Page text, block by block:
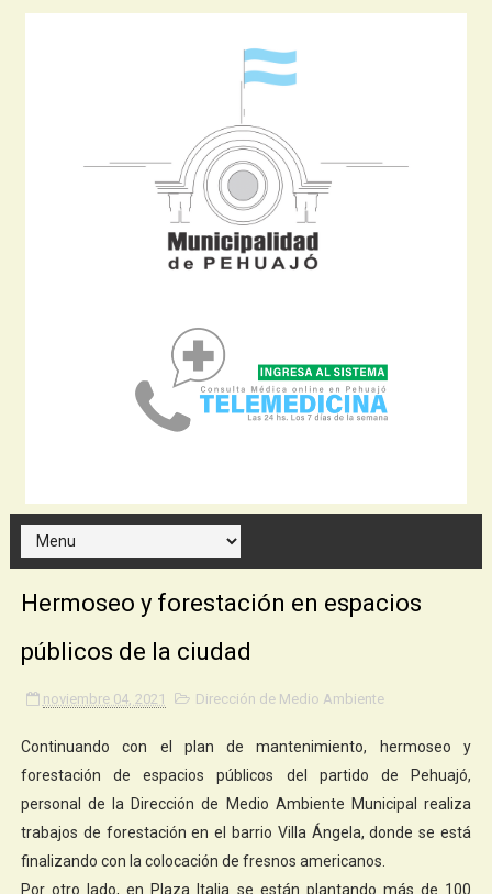
Hermoseo y forestación en espacios
públicos de la ciudad
noviembre 04, 2021 Dirección de Medio Ambiente
Continuando con el plan de mantenimiento, hermoseo y
forestación de espacios públicos del partido de Pehuajó,
personal de la Dirección de Medio Ambiente Municipal realiza
trabajos de forestación en el barrio Villa Ángela, donde se está
finalizando con la colocación de fresnos americanos.
Por otro lado, en Plaza Italia se están plantando más de 100